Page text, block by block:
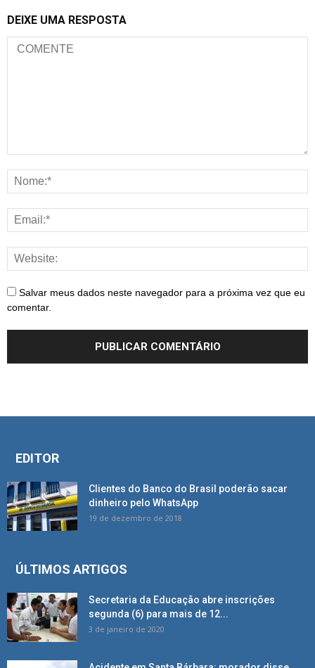
DEIXE UMA RESPOSTA
Salvar meus dados neste navegador para a próxima vez que eu
comentar.
EDITOR
Clientes do Banco do Brasil poderão sacar
dinheiro pelo WhatsApp
19 de dezembro de 2018
ÚLTIMOS ARTIGOS
Secretaria da Educação abre inscrições
segunda (6) para mais de 12...
3 de janeiro de 2020